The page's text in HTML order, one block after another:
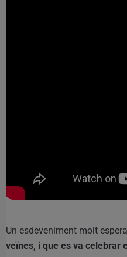
Un esdeveniment molt
veïnes, i que es va celebrar